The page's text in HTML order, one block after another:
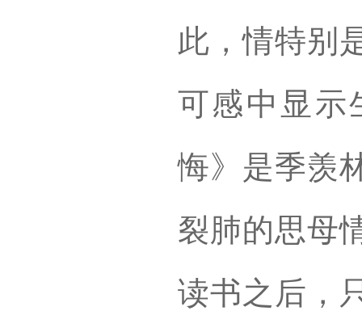
此，情特别
可感中显示
悔》是季羡
裂肺的思母
读书之后，